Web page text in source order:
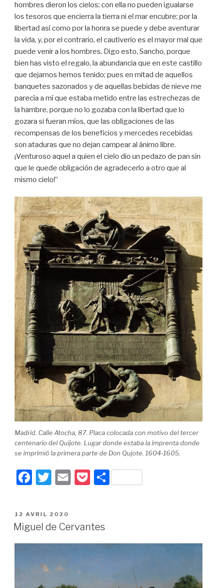
hombres dieron los cielos; con ella no pueden igualarse
los tesoros que encierra la tierra ni el mar encubre; por la
libertad así como por la honra se puede y debe aventurar
la vida, y, por el contrario, el cautiverio es el mayor mal que
puede venir a los hombres. Digo esto, Sancho, porque
bien has visto el regalo, la abundancia que en este castillo
que dejamos hemos tenido; pues en mitad de aquellos
banquetes sazonados y de aquellas bebidas de nieve me
parecía a mí que estaba metido entre las estrechezas de
la hambre, porque no lo gozaba con la libertad que lo
gozara si fueran míos, que las obligaciones de las
recompensas de los beneficios y mercedes recebidas
son ataduras que no dejan campear al ánimo libre.
¡Venturoso aquel a quien el cielo dio un pedazo de pan sin
que le quede obligación de agradecerlo a otro que al
mismo cielo!”
Madrid. Calle Atocha, 87. Placa colocada con motivo del tercer
centenario del Quijote. Lugar donde estaba la imprenta donde
se imprimió la primera parte de Don Qujote. 1604-1605.
F
c
e
b
o
T
tt
er
E
P
k
et
P
er
PUBLIÉ
LE
12 AVRIL 2020
Miguel de Cervantes